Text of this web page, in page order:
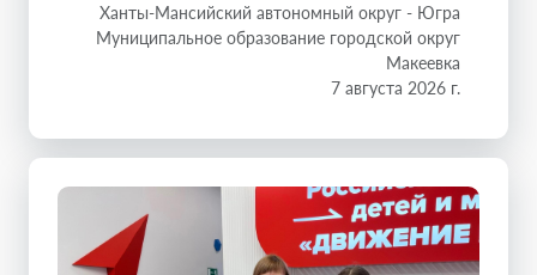
Ханты-Мансийский автономный округ - Югра
Муниципальное образование городской округ
Макеевка
7 августа 2026 г.